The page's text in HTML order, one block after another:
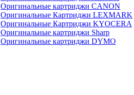
Оригинальные картриджи CANON
Оригинальные Картриджи LEXMARK
Оригинальные Картриджи KYOCERA
Оригинальные картриджи Sharp
Оригинальные картриджи DYMO